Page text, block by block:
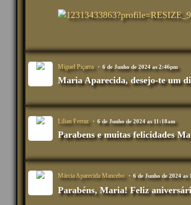
Miguel Piçarra 6 de Junho de 2024 as 2:46pm
Maria Aparecida, desejo-te um
Lilian Ferraz 6 de Junho de 2024 as 11:18am
Parabens e muitas felicidades
Márcia Aparecida Mancebo 6 de Junho de 2024 as
Parabéns, Maria! Feliz